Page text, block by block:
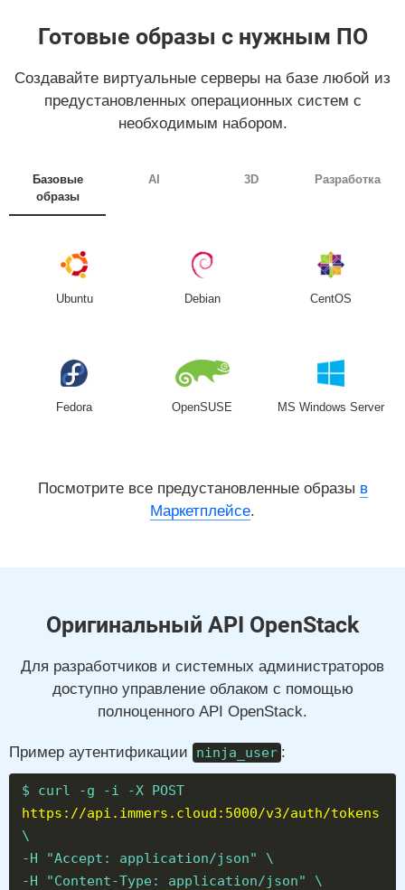
Готовые образы с нужным ПО
Создавайте виртуальные серверы на базе любой из
предустановленных операционных систем с
необходимым набором.
Базовые
образы
AI 3D Разработка
Ubuntu Debian CentOS
Fedora OpenSUSE MS Windows Server
Посмотрите все предустановленные образы в
Маркетплейсе.
Оригинальный API OpenStack
Для разработчиков и системных администраторов
доступно управление облаком с помощью
полноценного API OpenStack.
Пример аутентификации ninja_user :
$ curl -g -i -X POST
https://api.immers.cloud:5000/v3/auth/tokens
\
-H "Accept: application/json" \
-H "Content-Type: application/json" \